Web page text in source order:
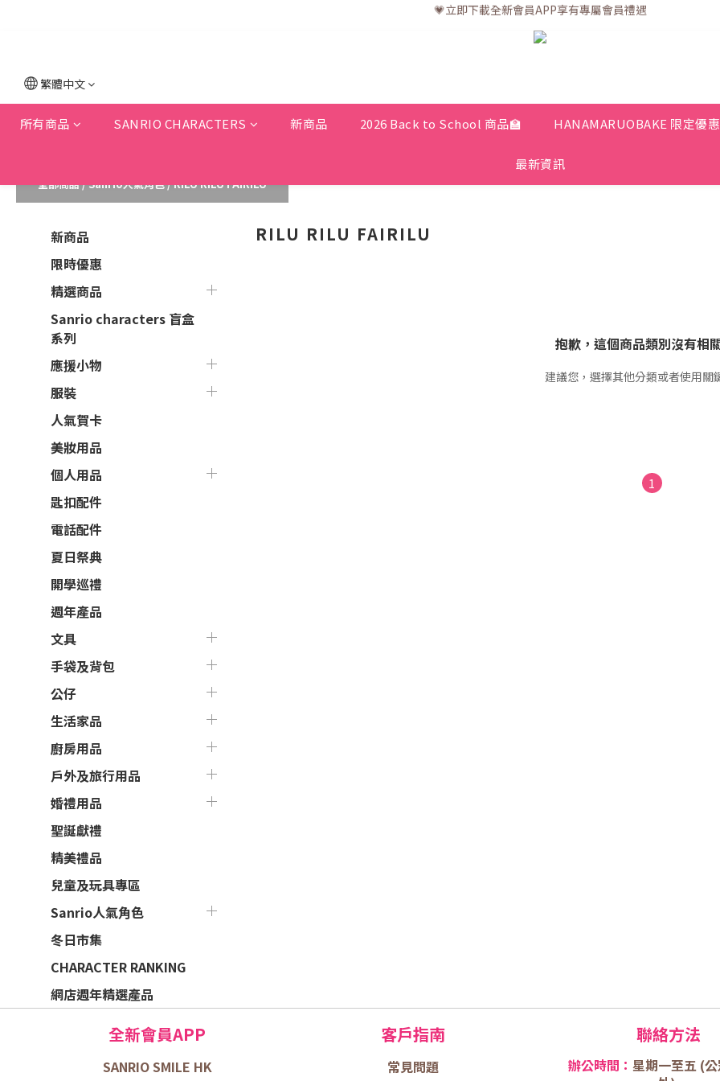
💗訂單一般送貨時間為3至5個工作天 (星期六、日及公眾假期並非工作天)
繁體中文
所有商品 SANRIO CHARACTERS 新商品 2026 Back to School 商品🏫 HANAMARUOBAKE 限定優惠
最新資訊
全部商品/Sanrio人氣角色/RILU RILU FAIRILU
新商品
限時優惠
精選商品
Sanrio characters 盲盒
系列
應援小物
服裝
人氣賀卡
美妝用品
個人用品
匙扣配件
電話配件
夏日祭典
開學巡禮
週年產品
文具
手袋及背包
公仔
生活家品
廚房用品
戶外及旅行用品
婚禮用品
聖誕獻禮
精美禮品
兒童及玩具專區
Sanrio人氣角色
冬日市集
CHARACTER RANKING
網店週年精選產品
RILU RILU FAIRILU
抱歉，這個商品類別沒有相
建議您，選擇其他分類或者使用關
1
全新會員APP
SANRIO SMILE HK
客戶指南
常見問題
聯絡方法
辦公時間： 星期一至五 (